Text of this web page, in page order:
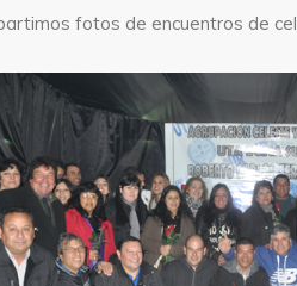
fotos de encuentros de